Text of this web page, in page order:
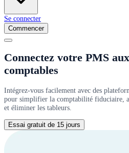
Se connecter
Commencer
Connectez votre PMS
comptables
Intégrez-vous facilement avec des
pour simplifier la comptabilité fiduciaire,
et éliminer les tableurs.
Essai gratuit de 15 jours